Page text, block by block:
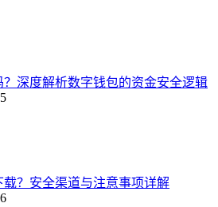
？深度解析数字钱包的资金安全逻辑
载？安全渠道与注意事项详解